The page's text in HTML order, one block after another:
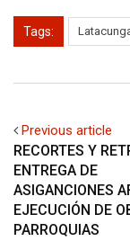
Tags:
Previous article
RECORTES Y
ENTREGA DE
ASIGANCIONES
EJECUCIÓN DE
PARROQUIAS